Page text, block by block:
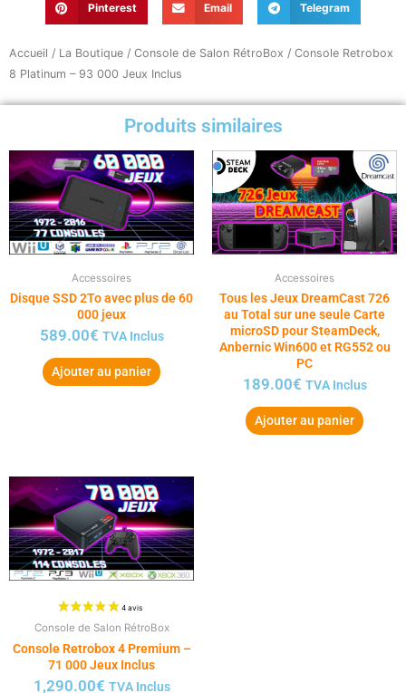
Pinterest Email Telegram
Accueil / La Boutique / Console de Salon RétroBox / Console Retrobox
8 Platinum – 93 000 Jeux Inclus
Produits similaires
Accessoires
Disque SSD 2To avec plus de 60
000 jeux
589.00€ TVA Inclus
Ajouter au panier
Accessoires
Tous les Jeux DreamCast 726
au Total sur une seule Carte
microSD pour SteamDeck,
Anbernic Win600 et RG552 ou
PC
189.00€ TVA Inclus
Ajouter au panier
Console de Salon RétroBox
Console Retrobox 4 Premium –
71 000 Jeux Inclus
1,290.00€ TVA Inclus